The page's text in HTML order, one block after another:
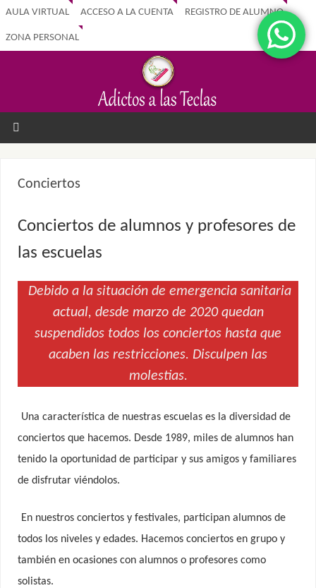
AULA VIRTUAL ACCESO A LA CUENTA REGISTRO DE ALUMNO
ZONA PERSONAL
Conciertos
Conciertos de alumnos y profesores de
las escuelas
Debido a la situación de emergencia sanitaria
actual, desde marzo de 2020 quedan
suspendidos todos los conciertos hasta que
acaben las restricciones. Disculpen las
molestias.
Una característica de nuestras escuelas es la diversidad de
conciertos que hacemos. Desde 1989, miles de alumnos han
tenido la oportunidad de participar y sus amigos y familiares
de disfrutar viéndolos.
En nuestros conciertos y festivales, participan alumnos de
todos los niveles y edades. Hacemos conciertos en grupo y
también en ocasiones con alumnos o profesores como
solistas.